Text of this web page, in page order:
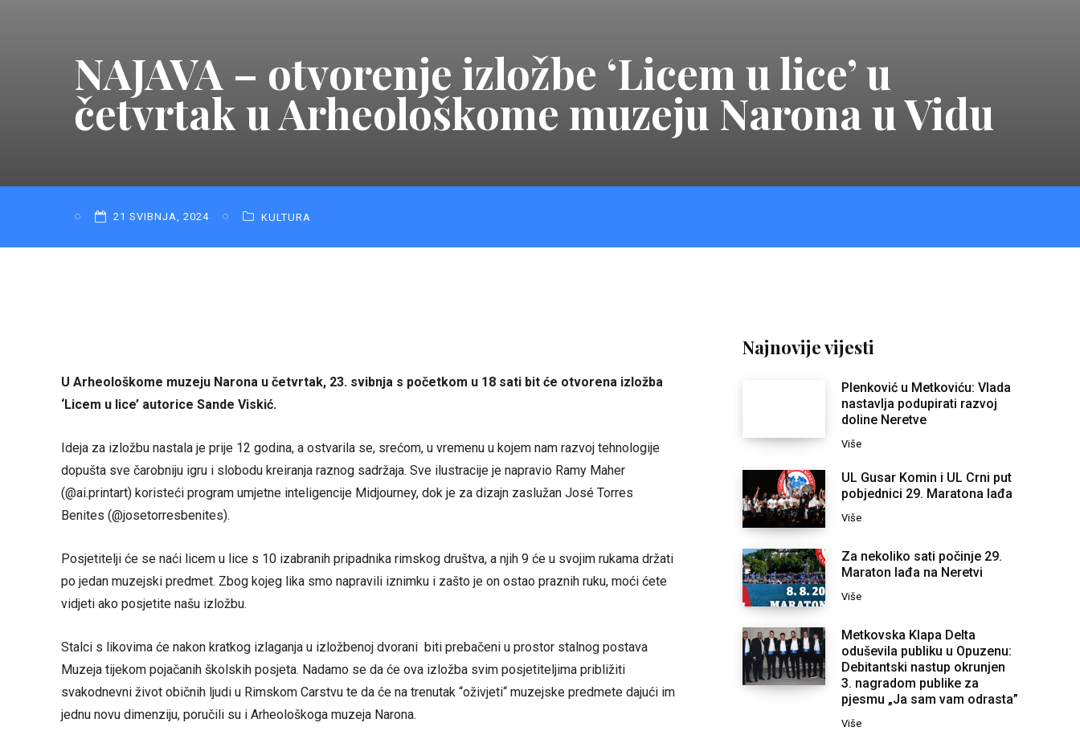
NAJAVA – otvorenje izložbe ‘Licem u lice’ u
četvrtak u Arheološkome muzeju Narona u Vidu
21 SVIBNJA, 2024 KULTURA
U Arheološkome muzeju Narona u četvrtak, 23. svibnja s početkom u 18 sati bit će otvorena izložba
‘Licem u lice’ autorice Sande Viskić.
Ideja za izložbu nastala je prije 12 godina, a ostvarila se, srećom, u vremenu u kojem nam razvoj tehnologije
dopušta sve čarobniju igru i slobodu kreiranja raznog sadržaja. Sve ilustracije je napravio Ramy Maher
(@ai.printart) koristeći program umjetne inteligencije Midjourney, dok je za dizajn zaslužan José Torres
Benites (@josetorresbenites).
Posjetitelji će se naći licem u lice s 10 izabranih pripadnika rimskog društva, a njih 9 će u svojim rukama držati
po jedan muzejski predmet. Zbog kojeg lika smo napravili iznimku i zašto je on ostao praznih ruku, moći ćete
vidjeti ako posjetite našu izložbu.
Stalci s likovima će nakon kratkog izlaganja u izložbenoj dvorani biti prebačeni u prostor stalnog postava
Muzeja tijekom pojačanih školskih posjeta. Nadamo se da će ova izložba svim posjetiteljima približiti
svakodnevni život običnih ljudi u Rimskom Carstvu te da će na trenutak “oživjeti“ muzejske predmete dajući im
jednu novu dimenziju, poručili su i Arheološkoga muzeja Narona.
Najnovije vijesti
Plenković u Metkoviću: Vlada
nastavlja podupirati razvoj
doline Neretve
Više
UL Gusar Komin i UL Crni put
pobjednici 29. Maratona lađa
Više
Za nekoliko sati počinje 29.
Maraton lađa na Neretvi
Više
Metkovska Klapa Delta
oduševila publiku u Opuzenu:
Debitantski nastup okrunjen
3. nagradom publike za
pjesmu „Ja sam vam odrasta”
Više